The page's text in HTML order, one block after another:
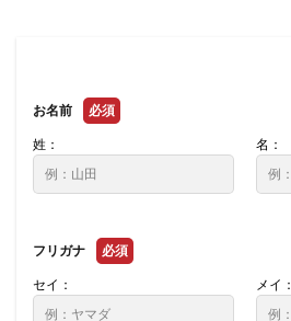
お名前 必須
姓： 名：
フリガナ 必須
セイ： メイ：